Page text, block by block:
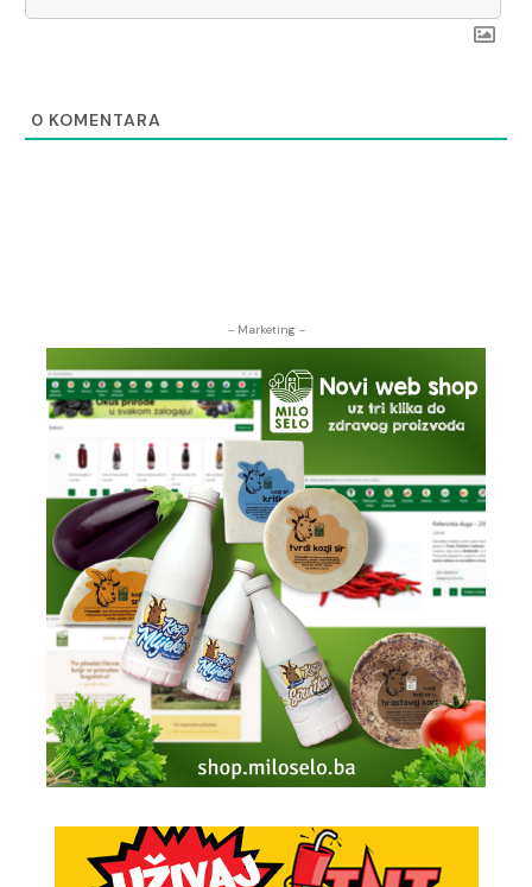
0 KOMENTARA
- Marketing -